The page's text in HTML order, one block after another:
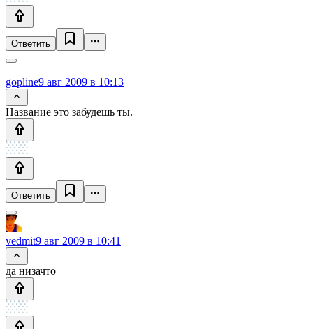
Ответить
gopline9 авг 2009 в 10:13
Название это забудешь ты.
Ответить
vedmit9 авг 2009 в 10:41
да низачто